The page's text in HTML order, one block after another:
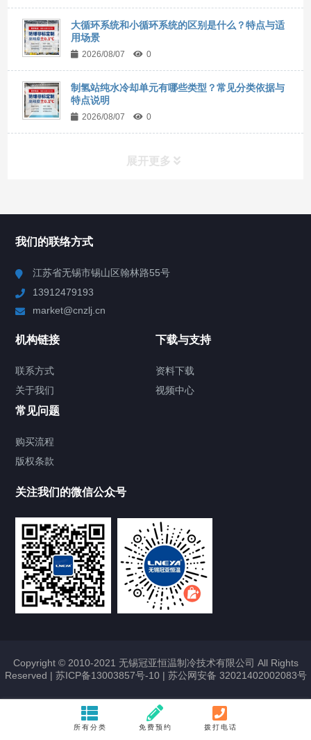
大循环系统和小循环系统的区别是什么？特点与适
用场景
2026/08/07 0
制氢站纯水冷却单元有哪些类型？常见分类依据与
特点说明
2026/08/07 0
展开更多
Chiller高精度制冷循环器
TCU温度控制单元
Chiller气体控温系统
Chamber试验箱
FREEZER低温箱
VOCs冷凝回收装置
我们的联络方式
江苏省无锡市锡山区翰林路55号
13912479193
market@cnzlj.cn
机构链接
联系方式
关于我们
下载与支持
资料下载
视频中心
常见问题
购买流程
版权条款
关注我们的微信公众号
Copyright © 2010-2021 无锡冠亚恒温制冷技术有限公司 All Rights
Reserved | 苏ICP备13003857号-10| 苏公网安备 32021402002083号
所有分类 免费预约 拨打电话